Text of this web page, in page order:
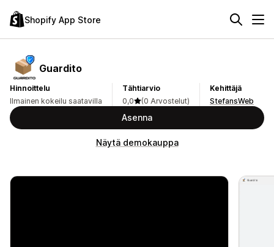
Shopify App Store
Guardito
Hinnoittelu
Ilmainen kokeilu saatavilla
Tähtiarvio
0,0
(0 Arvostelut)
Kehittäjä
StefansWeb
Asenna
Näytä demokauppa